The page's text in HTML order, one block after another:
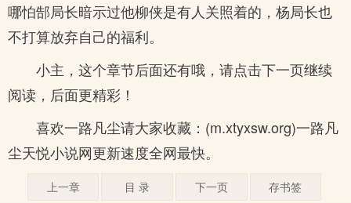
哪怕郜局长暗示过他柳侠是有人关照着的，杨局长也
不打算放弃自己的福利。
小主，这个章节后面还有哦，请点击下一页继续
阅读，后面更精彩！
喜欢一路凡尘请大家收藏：(m.xtyxsw.org)一路凡
尘天悦小说网更新速度全网最快。
上一章 目 录 下一页 存书签